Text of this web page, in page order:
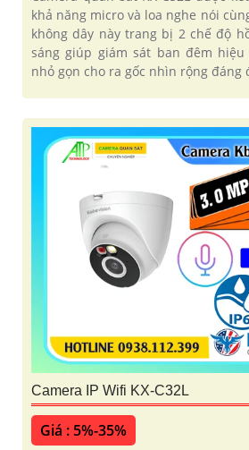
khả năng micro và loa nghe nói
không dây này trang bị 2 chế độ
sáng giúp giám sát ban đêm
nhỏ gọn cho ra gốc nhìn rộng đáng
Camera IP Wifi KX-C32L
Giá : 5%-35%